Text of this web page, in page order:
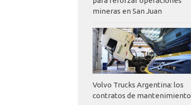
mineras en San Juan
Volvo Trucks Argentina: los
contratos de mantenimiento